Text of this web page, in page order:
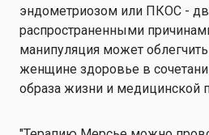
эндометриозом или ПКОС -
распространенными
манипуляция может
женщине здоровье в
образа жизни и медицинской